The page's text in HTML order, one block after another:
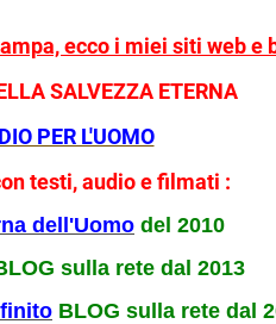
ecco i miei siti web e
SALVEZZA ETERNA
PER L'UOMO
testi, audio e filmati :
dell'Uomo del 2010
sulla rete dal 2013
BLOG sulla rete dal